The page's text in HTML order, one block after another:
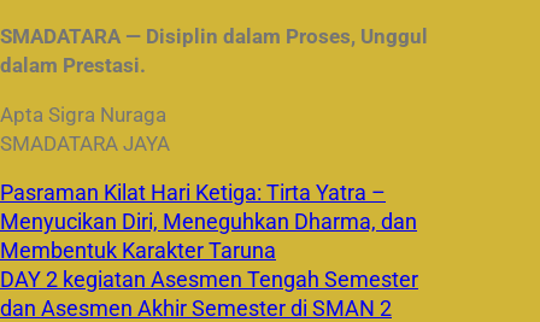
SMADATARA — Disiplin dalam Proses, Unggul
dalam Prestasi.
Apta Sigra Nuraga
SMADATARA JAYA
Pasraman Kilat Hari Ketiga: Tirta Yatra –
Menyucikan Diri, Meneguhkan Dharma, dan
Membentuk Karakter Taruna
DAY 2 kegiatan Asesmen Tengah Semester
dan Asesmen Akhir Semester di SMAN 2